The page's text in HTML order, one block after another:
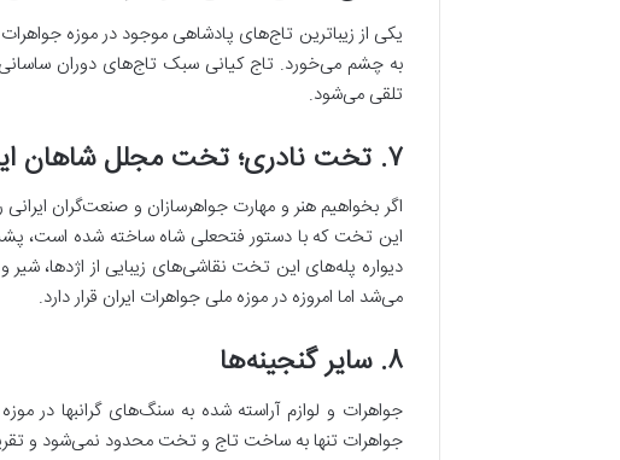
یکی از زیباترین تاج‌های پادشاهی موجود در موزه
به چشم می‌خورد. تاج کیانی سبک تاج‌های دوران ساسانی
تلقی می‌شود.
۷. تخت نادری؛ تخت مجلل شاهان ایرانی
اگر بخواهیم هنر و مهارت جواهرسازان و صنعت‌گران
این تخت که با دستور فتحعلی شاه ساخته شده است،
دیواره پله‌های این تخت نقاشی‌های زیبایی از اژدها،
می‌شد اما امروزه در موزه ملی جواهرات ایران قرار دارد.
۸. سایر گنجینه‌ها
جواهرات و لوازم آراسته شده به سنگ‌های گرانبها در
جواهرات تنها به ساخت تاج و تخت محدود نمی‌شود و